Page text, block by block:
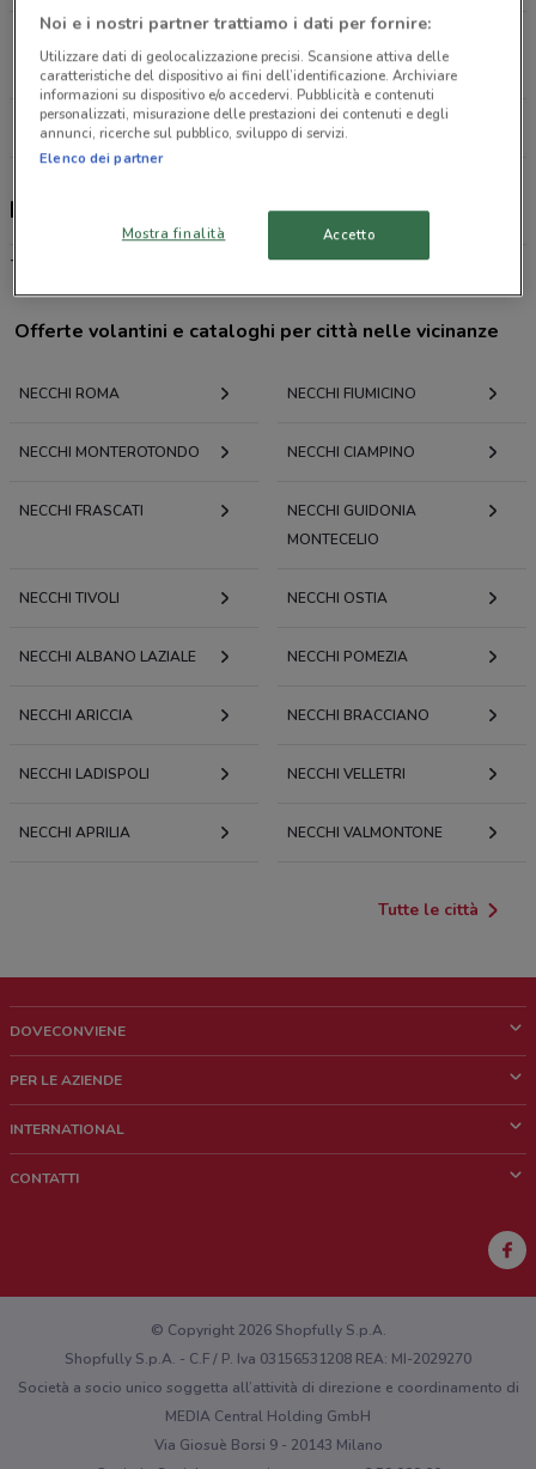
Via Del Mare, 84 Albano Laziale
26.6 km
Tutti i negozi Necchi
Necchi, offerte e negozi
-
Offerte volantini e cataloghi per città nelle vicinanze
NECCHI ROMA NECCHI FIUMICINO
NECCHI MONTEROTONDO NECCHI CIAMPINO
NECCHI FRASCATI
NECCHI GUIDONIA
MONTECELIO
NECCHI TIVOLI NECCHI OSTIA
NECCHI ALBANO LAZIALE NECCHI POMEZIA
NECCHI ARICCIA NECCHI BRACCIANO
NECCHI LADISPOLI NECCHI VELLETRI
NECCHI APRILIA NECCHI VALMONTONE
Tutte le città
DOVECONVIENE
Chi siamo
Lavora con noi
PER LE AZIENDE
Richieste commerciali e marketing
INTERNATIONAL
CONTATTI
Hai un malfunzionamento sul web o sull'app?
© Copyright 2026 Shopfully S.p.A.
Shopfully S.p.A. - C.F / P. Iva 03156531208 REA: MI-2029270
Società a socio unico soggetta all’attività di direzione e coordinamento di
MEDIA Central Holding GmbH
Via Giosuè Borsi 9 - 20143 Milano
Noi e i nostri partner trattiamo i dati per fornire:
Utilizzare dati di geolocalizzazione precisi. Scansione attiva delle
caratteristiche del dispositivo ai fini dell’identificazione. Archiviare
informazioni su dispositivo e/o accedervi. Pubblicità e contenuti
personalizzati, misurazione delle prestazioni dei contenuti e degli
annunci, ricerche sul pubblico, sviluppo di servizi.
Elenco dei partner
Mostra finalità Accetto